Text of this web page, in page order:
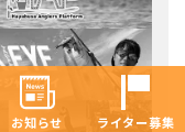
お知らせ ライター募集